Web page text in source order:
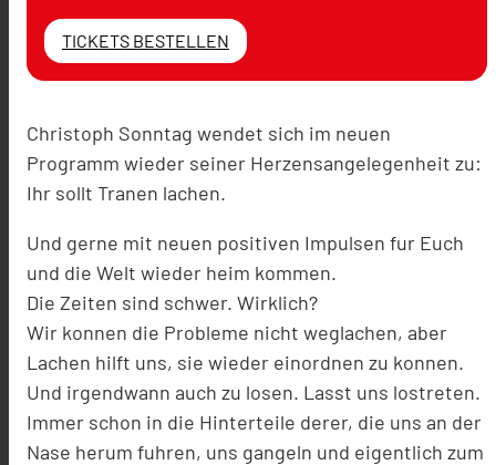
TICKETS BESTELLEN
Christoph Sonntag wendet sich im neuen
Programm wieder seiner Herzensangelegenheit zu:
Ihr sollt Tranen lachen.
Und gerne mit neuen positiven Impulsen fur Euch
und die Welt wieder heim kommen.
Die Zeiten sind schwer. Wirklich?
Wir konnen die Probleme nicht weglachen, aber
Lachen hilft uns, sie wieder einordnen zu konnen.
Und irgendwann auch zu losen. Lasst uns lostreten.
Immer schon in die Hinterteile derer, die uns an der
Nase herum fuhren, uns gangeln und eigentlich zum